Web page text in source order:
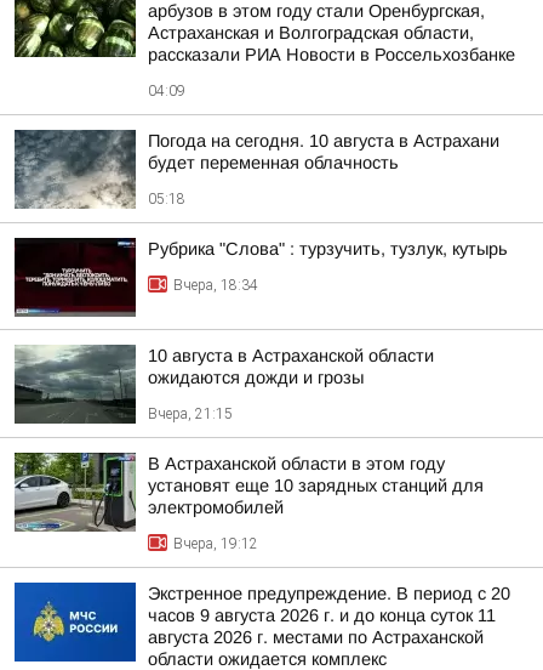
арбузов в этом году стали Оренбургская,
Астраханская и Волгоградская области,
рассказали РИА Новости в Россельхозбанке
04:09
Погода на сегодня. 10 августа в Астрахани
будет переменная облачность
05:18
Рубрика "Слова" : турзучить, тузлук, кутырь
Вчера, 18:34
10 августа в Астраханской области
ожидаются дожди и грозы
Вчера, 21:15
В Астраханской области в этом году
установят еще 10 зарядных станций для
электромобилей
Вчера, 19:12
Экстренное предупреждение. В период с 20
часов 9 августа 2026 г. и до конца суток 11
августа 2026 г. местами по Астраханской
области ожидается комплекс